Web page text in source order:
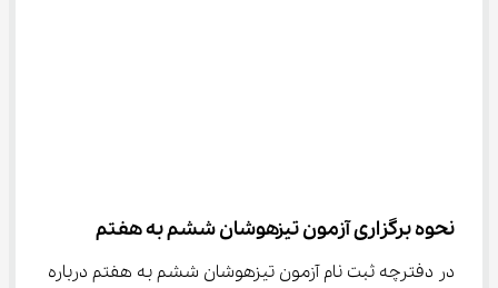
نحوه برگزاری آزمون تیزهوشان ششم به هفتم
در دفترچه ثبت نام آزمون تیزهوشان ششم به هفتم درباره